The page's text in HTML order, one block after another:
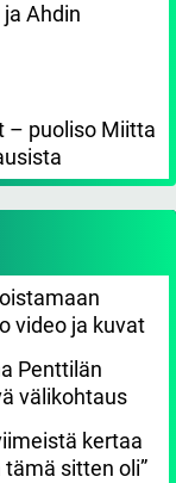
Ahdin
– puoliso Miitta
video ja kuvat
Penttilän
välikohtaus
kertaa
tämä sitten oli”